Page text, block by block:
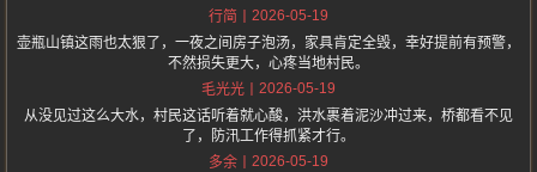
行简
2026-05-19
壶瓶山镇这雨也太狠了，一夜之间房子泡汤，家具肯定全毁，幸好提前有预警，
不然损失更大，心疼当地村民。
毛光光
2026-05-19
从没见过这么大水，村民这话听着就心酸，洪水裹着泥沙冲过来，桥都看不见
了，防汛工作得抓紧才行。
多余
2026-05-19